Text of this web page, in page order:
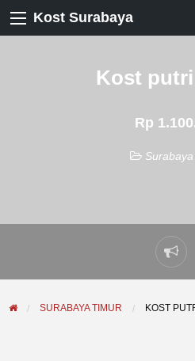
Kost Surabaya
Kost putri
Rp
SURABAYA TIMUR KOST